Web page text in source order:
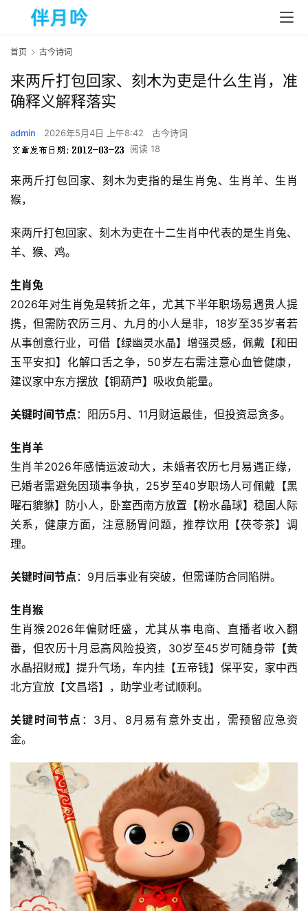
首页 古今诗词
来两斤打包回家、刻木为吏是什么生肖，准
确释义解释落实
admin 2026年5月4日 上午8:42
古今诗词
阅读 18
来两斤打包回家、刻木为吏指的是生肖兔、生肖羊、生肖
猴，
来两斤打包回家、刻木为吏在十二生肖中代表的是生肖兔、
羊、猴、鸡。
生肖兔
2026年对生肖兔是转折之年，尤其下半年职场易遇贵人提
携，但需防农历三月、九月的小人是非，18岁至35岁者若
从事创意行业，可借【绿幽灵水晶】增强灵感，佩戴【和田
玉平安扣】化解口舌之争，50岁左右需注意心血管健康，
建议家中东方摆放【铜葫芦】吸收负能量。
关键时间节点 ：阳历5月、11月财运最佳，但投资忌贪多。
生肖羊
生肖羊2026年感情运波动大，未婚者农历七月易遇正缘，
已婚者需避免因琐事争执，25岁至40岁职场人可佩戴【黑
曜石貔貅】防小人，卧室西南方放置【粉水晶球】稳固人际
关系，健康方面，注意肠胃问题，推荐饮用【茯苓茶】调
理。
关键时间节点 ：9月后事业有突破，但需谨防合同陷阱。
生肖猴
生肖猴2026年偏财旺盛，尤其从事电商、直播者收入翻
番，但农历十月忌高风险投资，30岁至45岁可随身带【黄
水晶招财戒】提升气场，车内挂【五帝钱】保平安，家中西
北方宜放【文昌塔】，助学业考试顺利。
关键时间节点 ：3月、8月易有意外支出，需预留应急资
金。